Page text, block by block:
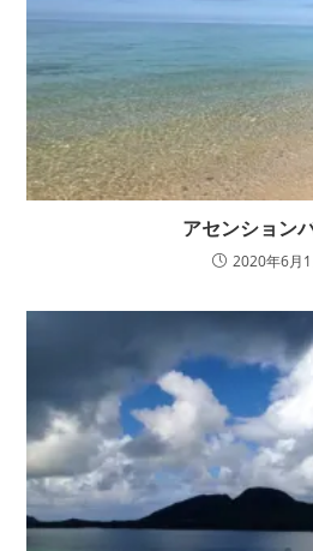
アセンション
2020年6月1